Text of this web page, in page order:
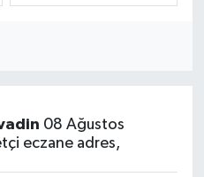
08 Ağustos
eczane adres,